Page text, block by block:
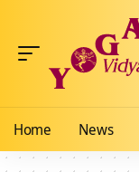
Home News